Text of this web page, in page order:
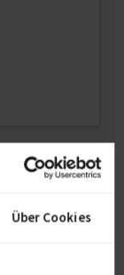
Über Cookies